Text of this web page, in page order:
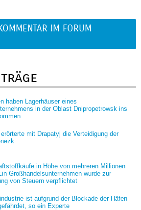
IM FORUM
haben Lagerhäuser eines
in der Oblast Dnipropetrowsk ins
mit Drapatyj die Verteidigung der
in Höhe von mehreren Millionen
Großhandelsunternehmen wurde zur
von Steuern verpflichtet
ist aufgrund der Blockade der Häfen
so ein Experte